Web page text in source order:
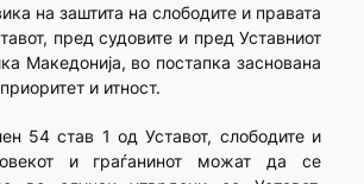
на заштита на слободите и правата
пред судовите и пред Уставниот
Македонија, во постапка заснована
и итност.
54 став 1 од Уставот, слободите и
и граѓанинот можат да се